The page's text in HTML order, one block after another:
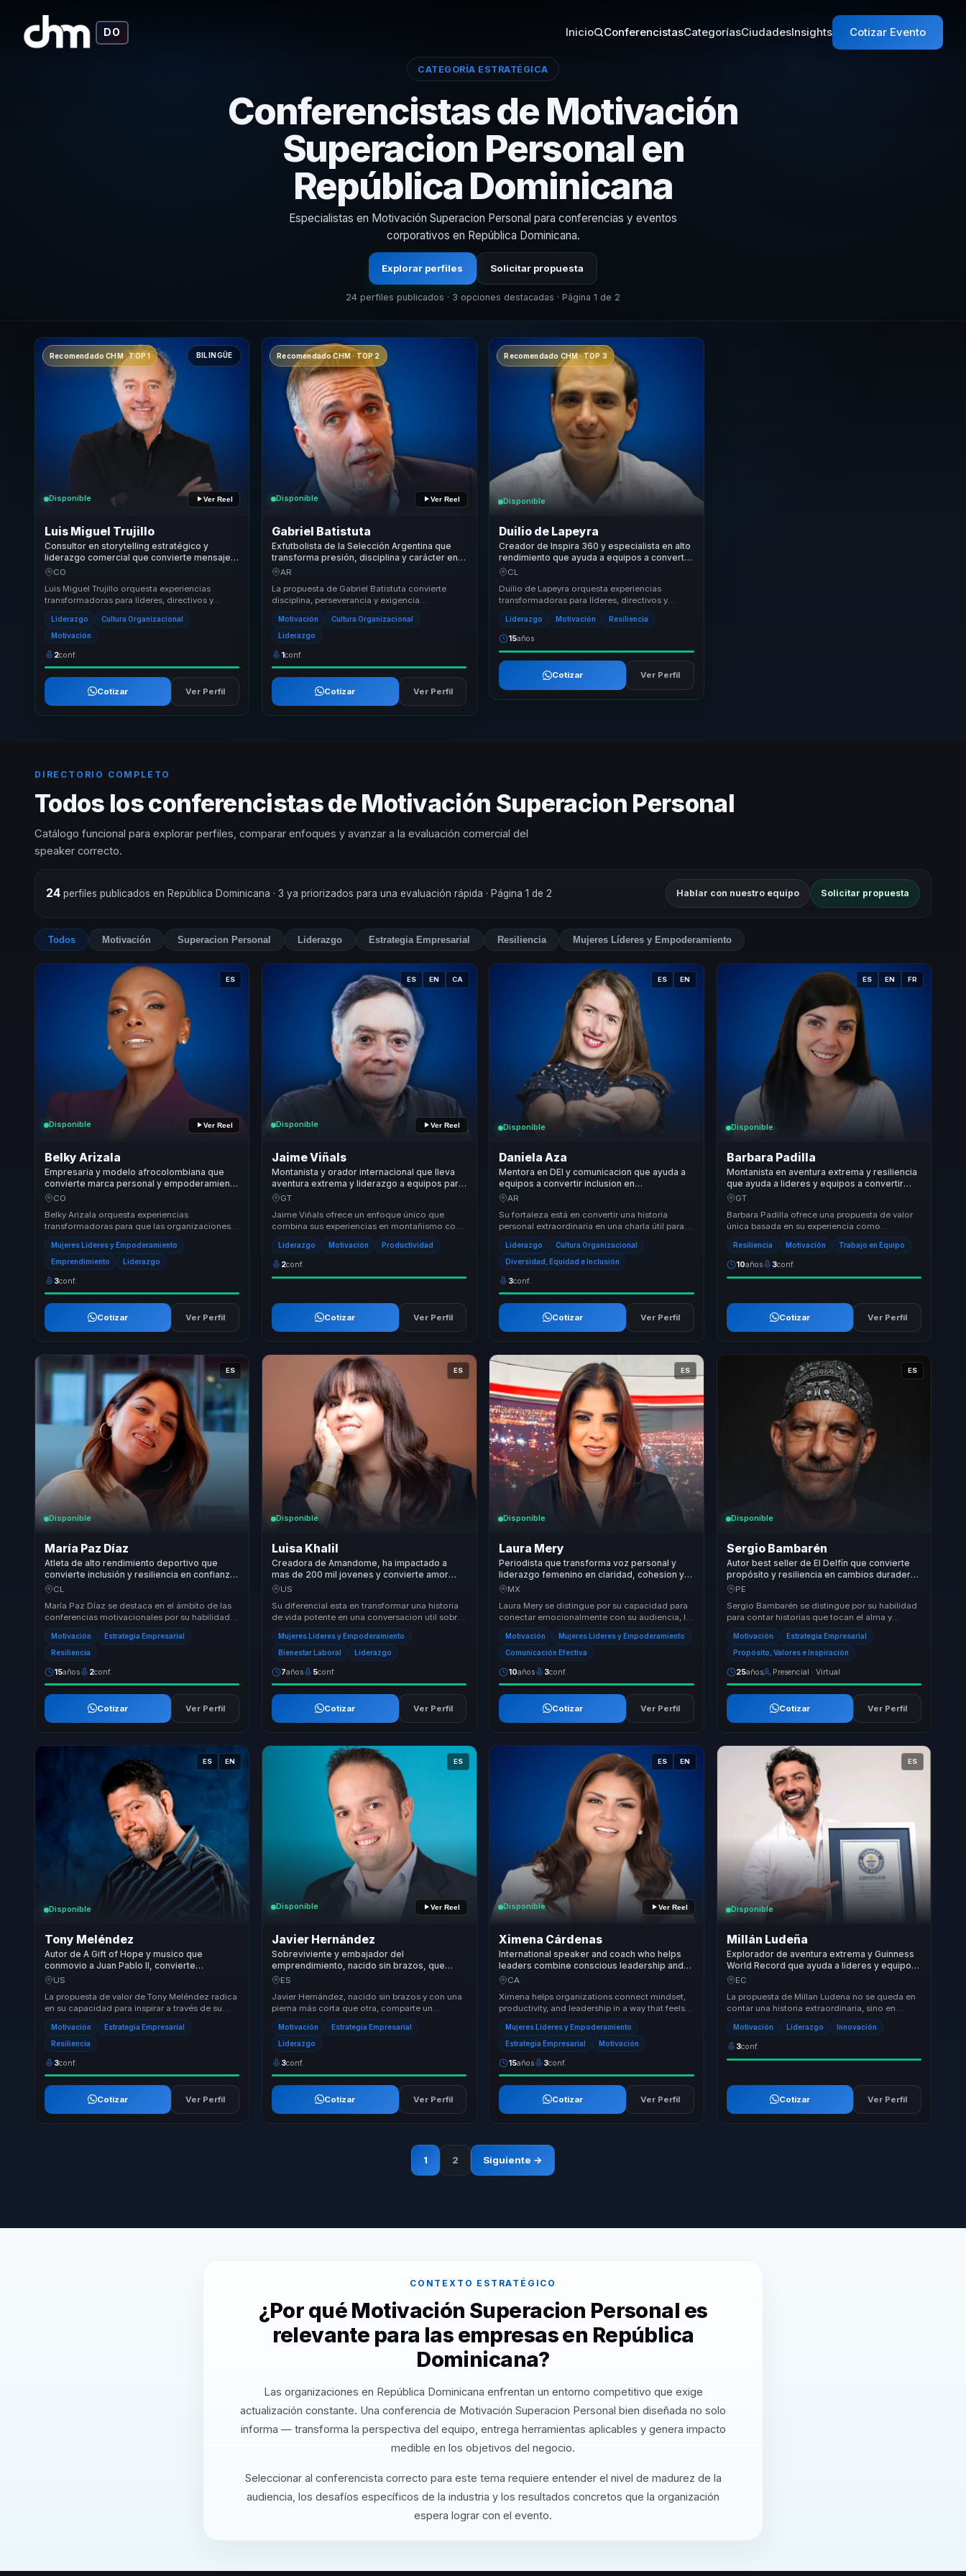
DO Inicio ConferencistasCategoríasCiudadesInsights Cotizar Evento
CATEGORÍA ESTRATÉGICA
Conferencistas de Motivación
Superacion Personal en
República Dominicana
Especialistas en Motivación Superacion Personal para conferencias y eventos
corporativos en República Dominicana.
Explorar perfiles Solicitar propuesta
24 perfiles publicados · 3 opciones destacadas · Página 1 de 2
Recomendado CHM · TOP 1 BILINGÜE
Disponible Ver Reel
Luis Miguel Trujillo
Consultor en storytelling estratégico y
liderazgo comercial que convierte mensajes
complejos en recordación, influencia y
CO
Luis Miguel Trujillo orquesta experiencias
transformadoras para líderes, directivos y
responsables de equipos, ayudándoles a dejar
atrás ...
Liderazgo Cultura Organizacional
Motivación
2conf.
Cotizar Ver Perfil
Recomendado CHM · TOP 2
Disponible Ver Reel
Gabriel Batistuta
Exfutbolista de la Selección Argentina que
transforma presión, disciplina y carácter en
liderazgo y rendimiento para líderes y
AR
La propuesta de Gabriel Batistuta convierte
disciplina, perseverancia y exigencia
competitiva en una conversación aplicable al
negocio. P...
Motivación Cultura Organizacional
Liderazgo
1conf.
Cotizar Ver Perfil
Recomendado CHM · TOP 3
Disponible
Duilio de Lapeyra
Creador de Inspira 360 y especialista en alto
rendimiento que ayuda a equipos a convertir
disciplina deportiva en resiliencia, motivación
CL
Duilio de Lapeyra orquesta experiencias
transformadoras para líderes, directivos y
responsables de equipos, permitiéndoles dejar
atrás eq...
Liderazgo Motivación Resiliencia
15años
Cotizar Ver Perfil
DIRECTORIO COMPLETO
Todos los conferencistas de Motivación Superacion Personal
Catálogo funcional para explorar perfiles, comparar enfoques y avanzar a la evaluación comercial del
speaker correcto.
24perfiles publicados en República Dominicana · 3 ya priorizados para una evaluación rápida · Página 1 de 2 Hablar con nuestro equipo Solicitar propuesta
Todos Motivación Superacion Personal Liderazgo Estrategia Empresarial Resiliencia Mujeres Líderes y Empoderamiento
ES
Disponible Ver Reel
Belky Arizala
Empresaria y modelo afrocolombiana que
convierte marca personal y empoderamiento
femenino en visibilidad, confianza y acción
CO
Belky Arizala orquesta experiencias
transformadoras para que las organizaciones,
redes empresariales y audiencias fortalezcan el
liderazg...
Mujeres Líderes y Empoderamiento
Emprendimiento Liderazgo
3conf.
Cotizar Ver Perfil
ES EN CA
Disponible Ver Reel
Jaime Viñals
Montanista y orador internacional que lleva
aventura extrema y liderazgo a equipos para
convertir presion en resiliencia, foco y
GT
Jaime Viñals ofrece un enfoque único que
combina sus experiencias en montañismo con
principios de liderazgo y resiliencia. Su
metodología...
Liderazgo Motivación Productividad
2conf.
Cotizar Ver Perfil
ES EN
Disponible
Daniela Aza
Mentora en DEI y comunicacion que ayuda a
equipos a convertir inclusion en
participacion, respeto y cultura
AR
Su fortaleza está en convertir una historia
personal extraordinaria en una charla útil para
cultura, inclusión y cambio de mirada. No hab...
Liderazgo Cultura Organizacional
Diversidad, Equidad e Inclusión
3conf.
Cotizar Ver Perfil
ES EN FR
Disponible
Barbara Padilla
Montanista en aventura extrema y resiliencia
que ayuda a lideres y equipos a convertir
adversidad en fortaleza mental, cohesion y
GT
Barbara Padilla ofrece una propuesta de valor
única basada en su experiencia como
montañista y conferencista. Su enfoque en la
transforma...
Resiliencia Motivación Trabajo en Equipo
10años 3conf.
Cotizar Ver Perfil
ES
Disponible
María Paz Díaz
Atleta de alto rendimiento deportivo que
convierte inclusión y resiliencia en confianza,
trabajo en equipo y fortaleza para
CL
María Paz Díaz se destaca en el ámbito de las
conferencias motivacionales por su habilidad
única para transformar experiencias
personales...
Motivación Estrategia Empresarial
Resiliencia
15años 2conf.
Cotizar Ver Perfil
ES
Disponible
Luisa Khalil
Creadora de Amandome, ha impactado a
mas de 200 mil jovenes y convierte amor
propio en bienestar y resiliencia para
US
Su diferencial esta en transformar una historia
de vida potente en una conversacion util sobre
autoestima, fortaleza emocional y accion. ...
Mujeres Líderes y Empoderamiento
Bienestar Laboral Liderazgo
7años 5conf.
Cotizar Ver Perfil
ES
Disponible
Laura Mery
Periodista que transforma voz personal y
liderazgo femenino en claridad, cohesion y
confianza para equipos corporativos.
MX
Laura Mery se distingue por su capacidad para
conectar emocionalmente con su audiencia, lo
que la convierte en una conferencista única
en...Motivación Mujeres Líderes y Empoderamiento
Comunicación Efectiva
10años 3conf.
Cotizar Ver Perfil
ES
Disponible
Sergio Bambarén
Autor best seller de El Delfín que convierte
propósito y resiliencia en cambios duraderos
y motivación dentro de las organizaciones.
PE
Sergio Bambarén se distingue por su habilidad
para contar historias que tocan el alma y
motivan a la acción. Su enfoque único combina
la ...Motivación Estrategia Empresarial
Propósito, Valores e Inspiración
25años Presencial · Virtual
Cotizar Ver Perfil
ES EN
Disponible
Tony Meléndez
Autor de A Gift of Hope y musico que
conmovio a Juan Pablo II, convierte
resiliencia en cohesion y actitud para
US
La propuesta de valor de Tony Meléndez radica
en su capacidad para inspirar a través de su
historia única de superación. Su metodología
s...Motivación Estrategia Empresarial
Resiliencia
3conf.
Cotizar Ver Perfil
ES
Disponible Ver Reel
Javier Hernández
Sobreviviente y embajador del
emprendimiento, nacido sin brazos, que
convierte supervivencia real en resiliencia,
ES
Javier Hernández, nacido sin brazos y con una
pierna más corta que otra, comparte un
modelo de conferencia de motivación que
conecta con ...
Motivación Estrategia Empresarial
Liderazgo
3conf.
Cotizar Ver Perfil
ES EN
Disponible Ver Reel
Ximena Cárdenas
International speaker and coach who helps
leaders combine conscious leadership and
neuroscience for clearer decisions and
CA
Ximena helps organizations connect mindset,
productivity, and leadership in a way that feels
both strategic and deeply human. Her session...
Mujeres Líderes y Empoderamiento
Estrategia Empresarial Motivación
15años 3conf.
Cotizar Ver Perfil
ES
Disponible
Millán Ludeña
Explorador de aventura extrema y Guinness
World Record que ayuda a lideres y equipos
a convertir presion y limites en resiliencia,
EC
La propuesta de Millan Ludena no se queda en
contar una historia extraordinaria, sino en
transformar experiencias extremas en
aprendizaje...
Motivación Liderazgo Innovación
3conf.
Cotizar Ver Perfil
1 2 Siguiente →
CONTEXTO ESTRATÉGICO
¿Por qué Motivación Superacion Personal es
relevante para las empresas en República
Dominicana?
Las organizaciones en República Dominicana enfrentan un entorno competitivo que exige
actualización constante. Una conferencia de Motivación Superacion Personal bien diseñada no solo
informa — transforma la perspectiva del equipo, entrega herramientas aplicables y genera impacto
medible en los objetivos del negocio.
Seleccionar al conferencista correcto para este tema requiere entender el nivel de madurez de la
audiencia, los desafíos específicos de la industria y los resultados concretos que la organización
espera lograr con el evento.